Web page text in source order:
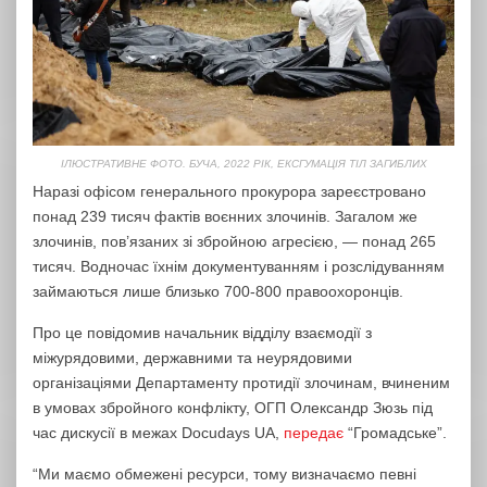
ІЛЮСТРАТИВНЕ ФОТО. БУЧА, 2022 РІК, ЕКСГУМАЦІЯ ТІЛ ЗАГИБЛИХ
Наразі офісом генерального прокурора зареєстровано
понад 239 тисяч фактів воєнних злочинів. Загалом же
злочинів, пов’язаних зі збройною агресією, — понад 265
тисяч. Водночас їхнім документуванням і розслідуванням
займаються лише близько 700-800 правоохоронців.
Про це повідомив начальник відділу взаємодії з
міжурядовими, державними та неурядовими
організаціями Департаменту протидії злочинам, вчиненим
в умовах збройного конфлікту, ОГП Олександр Зюзь під
час дискусії в межах Docudays UA, передає “Громадське”.
“Ми маємо обмежені ресурси, тому визначаємо певні